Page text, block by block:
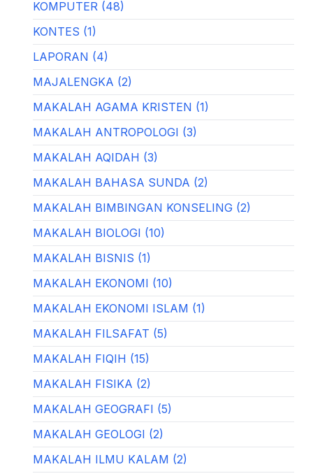
KOMPUTER (48)
KONTES (1)
LAPORAN (4)
MAJALENGKA (2)
MAKALAH AGAMA KRISTEN (1)
MAKALAH ANTROPOLOGI (3)
MAKALAH AQIDAH (3)
MAKALAH BAHASA SUNDA (2)
MAKALAH BIMBINGAN KONSELING (2)
MAKALAH BIOLOGI (10)
MAKALAH BISNIS (1)
MAKALAH EKONOMI (10)
MAKALAH EKONOMI ISLAM (1)
MAKALAH FILSAFAT (5)
MAKALAH FIQIH (15)
MAKALAH FISIKA (2)
MAKALAH GEOGRAFI (5)
MAKALAH GEOLOGI (2)
MAKALAH ILMU KALAM (2)